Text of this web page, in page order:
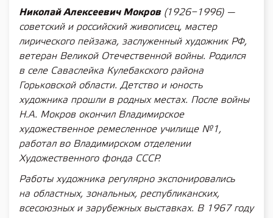
Николай Алексеевич Мокров(1926−1996) —
советский и российский живописец, мастер
лирического пейзажа, заслуженный художник РФ,
ветеран Великой Отечественной войны. Родился
в селе Саваслейка Кулебакского района
Горьковской области. Детство и юность
художника прошли в родных местах. После войны
Н.А. Мокров окончил Владимирское
художественное ремесленное училище №1,
работал во Владимирском отделении
Художественного фонда СССР.
Работы художника регулярно экспонировались
на областных, зональных, республиканских,
всесоюзных и зарубежных выставках. В 1967 году